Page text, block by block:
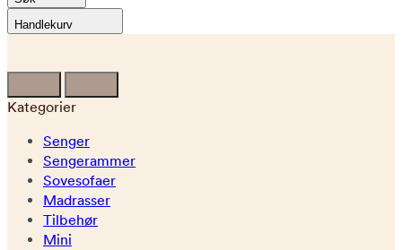
Handlekurv
Kategorier
Senger
Sengerammer
Sovesofaer
Madrasser
Tilbehør
Mini